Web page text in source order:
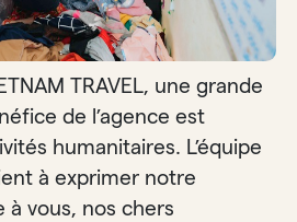
TRAVEL, une grande
de l’agence est
humanitaires. L’équipe
à exprimer notre
vous, nos chers